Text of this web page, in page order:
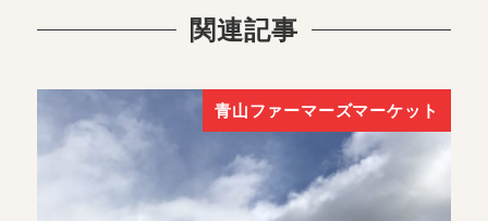
関連記事
青山ファーマーズマーケット